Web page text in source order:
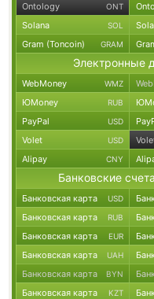
Ontology ONT
Solana SOL
Gram (Toncoin) GRAM
Электронные
WebMoney WMZ
ЮMoney RUB
PayPal USD
Volet USD
Alipay CNY
Банковские
Банковская карта USD
Банковская карта RUB
Банковская карта EUR
Банковская карта UAH
Банковская карта BYN
Банковская карта KZT